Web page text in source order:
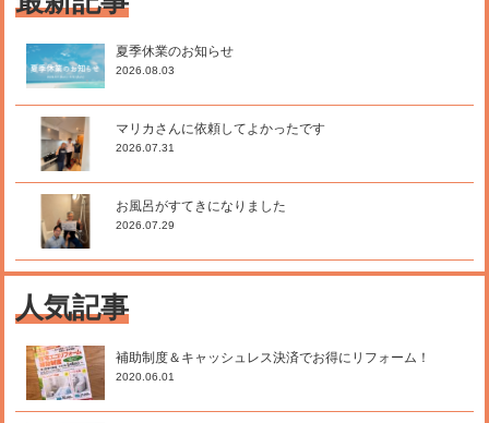
夏季休業のお知らせ
2026.08.03
マリカさんに依頼してよかったです
2026.07.31
お風呂がすてきになりました
2026.07.29
人気記事
補助制度＆キャッシュレス決済でお得にリフォーム！
2020.06.01